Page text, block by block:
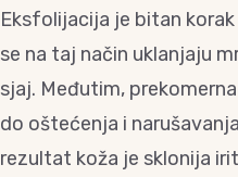
Eksfolijacija je bitan
se na taj način uklanjaju
sjaj. Međutim,
do oštećenja i
rezultat koža je sklonija